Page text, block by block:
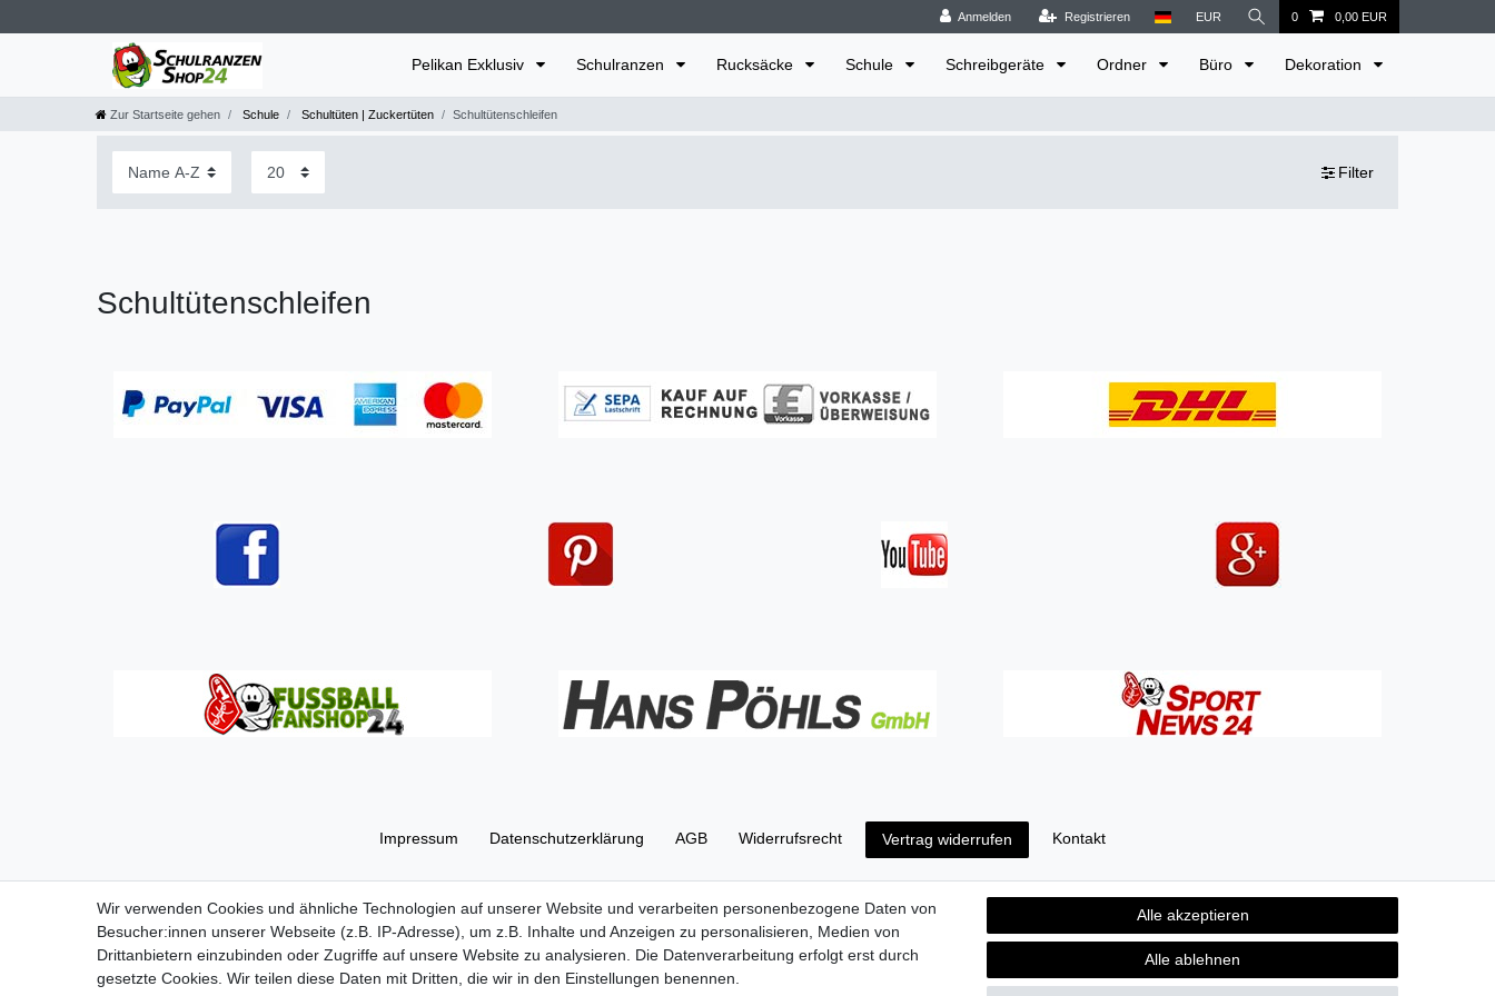
Anmelden Registrieren EUR 0 0,00 EUR
Pelikan Exklusiv Schulranzen Rucksäcke Schule Schreibgeräte Ordner Büro Dekoration
Zur Startseite gehen Schule Schultüten | Zuckertüten Schultütenschleifen
Filter
Schultütenschleifen
Impressum Daten­schutz­erklärung AGB Widerrufs­recht Vertrag widerrufen Kontakt
© Copyright 2026 | Alle Rechte vorbehalten.
Wir verwenden Cookies und ähnliche Technologien auf unserer Website und verarbeiten personenbezogene Daten von
Besucher:innen unserer Webseite (z.B. IP-Adresse), um z.B. Inhalte und Anzeigen zu personalisieren, Medien von
Drittanbietern einzubinden oder Zugriffe auf unsere Website zu analysieren. Die Datenverarbeitung erfolgt erst durch
gesetzte Cookies. Wir teilen diese Daten mit Dritten, die wir in den Einstellungen benennen.
Alle akzeptieren
Alle ablehnen